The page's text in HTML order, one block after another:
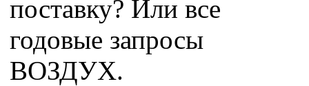
поставку? Или все
годовые запросы
ВОЗДУХ.